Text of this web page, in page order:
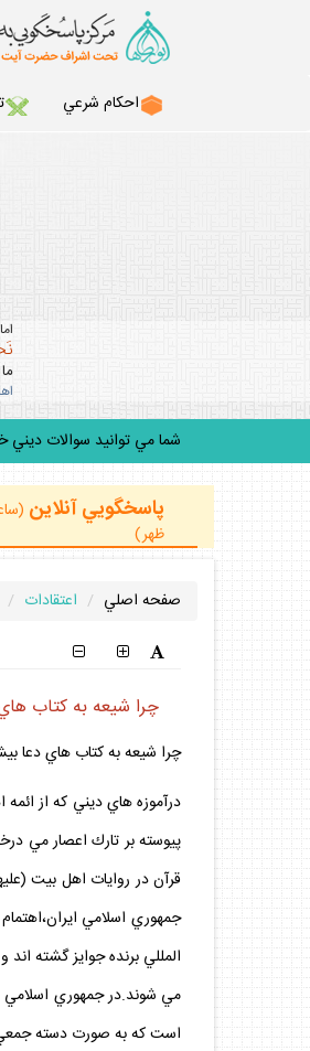
احكام شرعي
شما مي توانيد سوالات ديني خود را به
پاسخگويي آنلاين
ظهر)
صفحه اصلي اعتقادات
چرا شيعه به كتاب
چرا شيعه به كتاب هاي دعا
درآموزه هاي ديني كه از
پيوسته بر تارك اعصار مي
قرآن در روايات اهل بيت
المللي برنده جوايز گشته
است كه به صورت دسته